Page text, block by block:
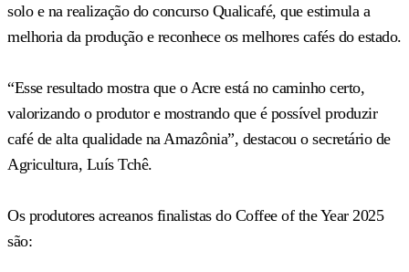
solo e na realização do concurso Qualicafé, que estimula a
melhoria da produção e reconhece os melhores cafés do estado.
“Esse resultado mostra que o Acre está no caminho certo,
valorizando o produtor e mostrando que é possível produzir
café de alta qualidade na Amazônia”, destacou o secretário de
Agricultura, Luís Tchê.
Os produtores acreanos finalistas do Coffee of the Year 2025
são: